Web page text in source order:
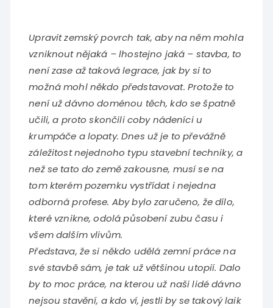
Upravit zemský povrch tak, aby na něm mohla
vzniknout nějaká – lhostejno jaká – stavba, to
není zase až taková legrace, jak by si to
možná mohl někdo představovat. Protože to
není už dávno doménou těch, kdo se špatně
učili, a proto skončili coby nádeníci u
krumpáče a lopaty. Dnes už je to převážně
záležitost nejednoho typu stavební techniky, a
než se tato do země zakousne, musí se na
tom kterém pozemku vystřídat i nejedna
odborná profese. Aby bylo zaručeno, že dílo,
které vznikne, odolá působení zubu času i
všem dalším vlivům.
Představa, že si někdo udělá zemní práce na
své stavbě sám, je tak už většinou utopií. Dalo
by to moc práce, na kterou už naši lidé dávno
nejsou stavění, a kdo ví, jestli by se takový laik